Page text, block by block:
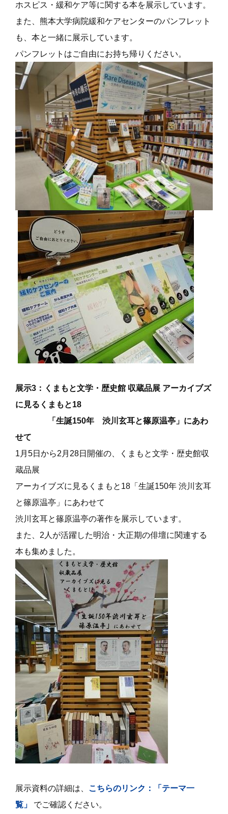
ホスピス・緩和ケア等に関する本を展示しています。
また、熊本大学病院緩和ケアセンターのパンフレット
も、本と一緒に展示しています。
パンフレットはご自由にお持ち帰りください。
展示3：くまもと文学・歴史館 収蔵品展 アーカイブズ
に見るくまもと18
「生誕150年 渋川玄耳と篠原温亭」にあわ
せて
1月5日から2月28日開催の、くまもと文学・歴史館収
蔵品展
アーカイブズに見るくまもと18「生誕150年 渋川玄耳
と篠原温亭」にあわせて
渋川玄耳と篠原温亭の著作を展示しています。
また、2人が活躍した明治・大正期の俳壇に関連する
本も集めました。
展示資料の詳細は、 こちらのリンク：「テーマ一
覧」
でご確認ください。